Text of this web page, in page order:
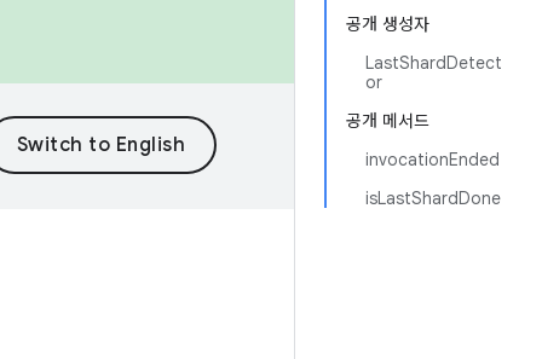
공개 생성자
LastShardDetect
or
공개 메서드
invocationEnded
isLastShardDone